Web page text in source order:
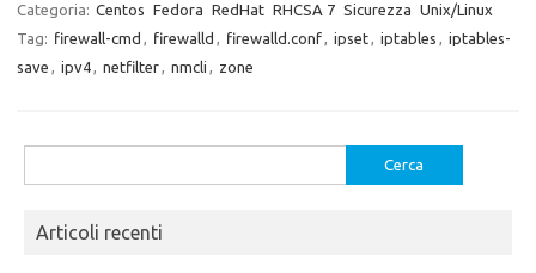
Categoria: Centos Fedora RedHat RHCSA 7 Sicurezza Unix/Linux
Tag: firewall-cmd , firewalld , firewalld.conf, ipset, iptables , iptables-
save , ipv4, netfilter, nmcli , zone
per:
Articoli recenti